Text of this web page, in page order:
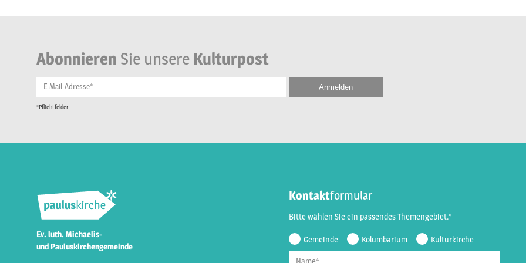
Abonnieren Sie unsere Kulturpost
E-Mail-Adresse*
*Pflichtfelder
Ev. luth. Michaelis-
und Pauluskirchengemeinde
Kontaktformular
Bitte wählen Sie ein passendes Themengebiet.*
Gemeinde Kolumbarium Kulturkirche
Name*